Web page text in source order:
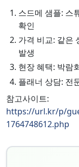
스드메 샘플: 스
확인
가격 비교: 같은
발생
현장 혜택: 박람
플래너 상담: 전
참고사이트:
https://url.kr/p/
1764748612.php